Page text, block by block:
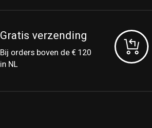
Gratis verzending
Bij orders boven de € 120
in NL